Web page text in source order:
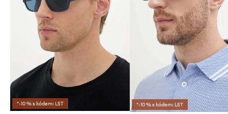
*-10 % s kódem: LST *-10 % s kódem: LST